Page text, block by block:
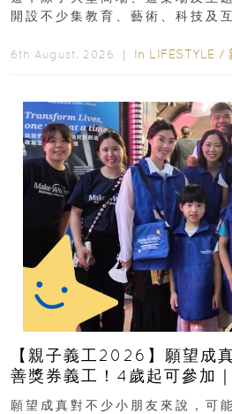
開設不少集教育、藝術、科技及
6th August, 2026 ｜ In LIFESTYLE /
【親子義工2026】願望成
善獎券義工！4歲起可參加
新界
願望成真對不少小朋友來說，可